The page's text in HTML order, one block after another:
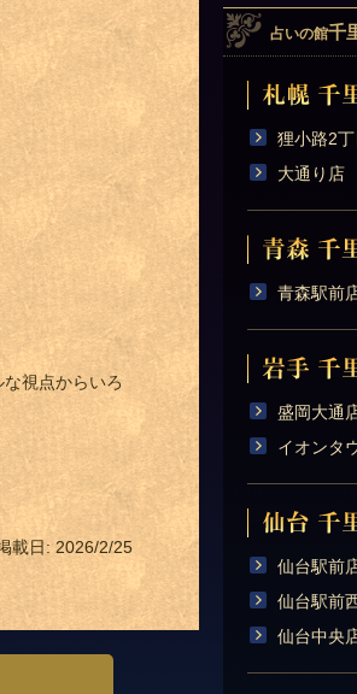
視点からいろ
載日: 2026/2/25
占いの館千
狸小路2
大通り店
青森駅前
盛岡大通
イオンタ
仙台駅前
仙台駅前
仙台中央